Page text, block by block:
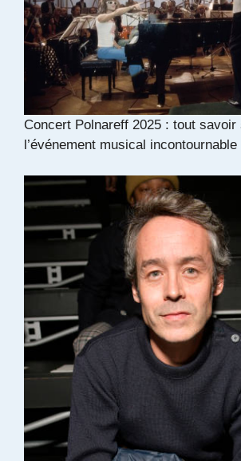
Concert Polnareff 2025 : tout savoir
l’événement musical incontournable